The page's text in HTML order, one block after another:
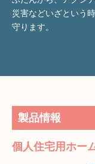
災害などいざという
守ります。
製品情報
個人住宅用ホー